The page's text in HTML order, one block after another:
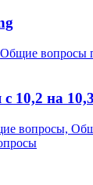
Общие вопросы
10,2 на 10,3
вопросы,